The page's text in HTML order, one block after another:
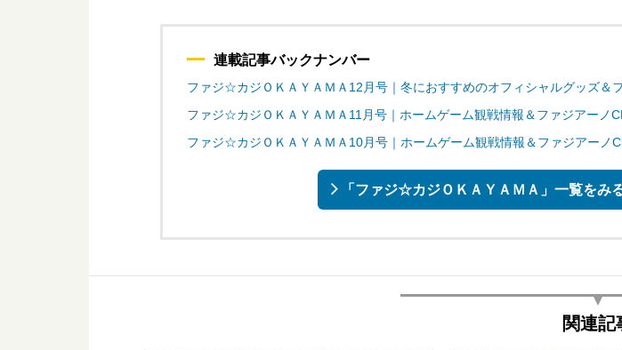
連載記事バックナンバー
ファジ☆カジＯＫＡＹＡＭＡ12月号｜冬におすすめのオフィシャルグッズ＆
ファジ☆カジＯＫＡＹＡＭＡ11月号｜ホームゲーム観戦情報＆ファジアーノ
ファジ☆カジＯＫＡＹＡＭＡ10月号｜ホームゲーム観戦情報＆ファジアーノ
「ファジ☆カジＯＫＡＹＡＭＡ」一覧をみ
関連記